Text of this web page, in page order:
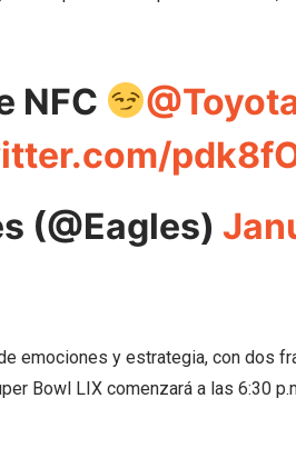
NFC
(@Eagles)
emociones y estrategia, con dos
Bowl LIX comenzará a las 6:30